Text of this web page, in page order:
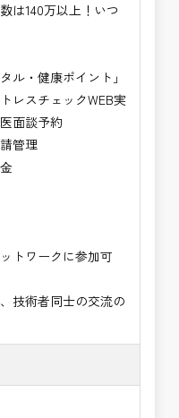
は140万以上！いつ
ル・健康ポイント」
レスチェックWEB実
面談予約
管理
トワークに参加可
技術者同士の交流の